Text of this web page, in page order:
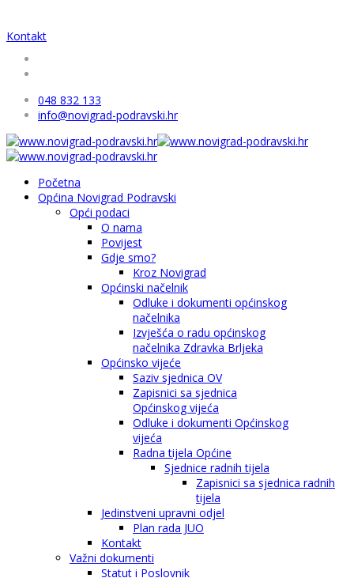
Kontakt
048 832 133
info@novigrad-podravski.hr
Početna
Općina Novigrad Podravski
Opći podaci
O nama
Povijest
Gdje smo?
Kroz Novigrad
Općinski načelnik
Odluke i dokumenti općinskog
načelnika
Izvješća o radu općinskog
načelnika Zdravka Brljeka
Općinsko vijeće
Saziv sjednica OV
Zapisnici sa sjednica
Općinskog vijeća
Odluke i dokumenti Općinskog
vijeća
Radna tijela Općine
Sjednice radnih tijela
Zapisnici sa sjednica radnih
tijela
Jedinstveni upravni odjel
Plan rada JUO
Kontakt
Važni dokumenti
Statut i Poslovnik